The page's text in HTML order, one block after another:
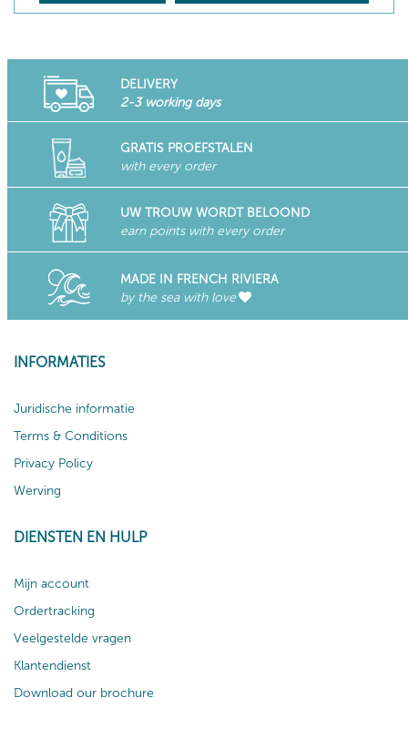
DELIVERY
2-3 working days
GRATIS PROEFSTALEN
with every order
UW TROUW WORDT BELOOND
earn points with every order
MADE IN FRENCH RIVIERA
by the sea with love
INFORMATIES
Juridische informatie
Terms & Conditions
Privacy Policy
Werving
DIENSTEN EN HULP
Mijn account
Ordertracking
Veelgestelde vragen
Klantendienst
Download our brochure